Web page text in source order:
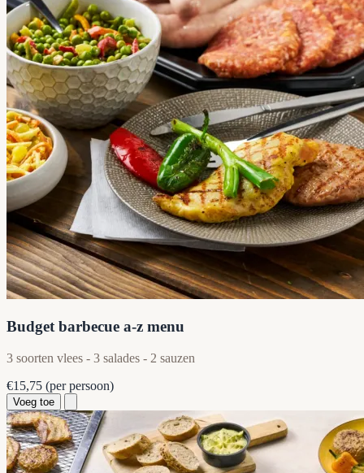
Budget barbecue a-z menu
3 soorten vlees - 3 salades - 2 sauzen
€15,75 (per persoon)
Voeg toe